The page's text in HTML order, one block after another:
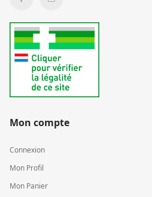
Mon compte
Connexion
Mon Profil
Mon Panier